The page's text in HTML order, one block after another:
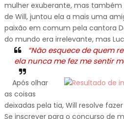
mulher exuberante, mas também
de Will, juntou ela a mais uma
paixão em comum pela cantora
do mundo era irrelevante, mas
“Não esquece de quem
ela nunca me fez me sentir
Após olhar
as coisas
deixadas pela tia, Will resolve
Se inscrever para o concurso de